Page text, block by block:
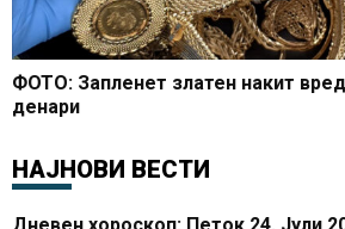
ФОТО: Запленет златен накит
денари
НАЈНОВИ ВЕСТИ
Дневен хороскоп: Петок 24. Јули